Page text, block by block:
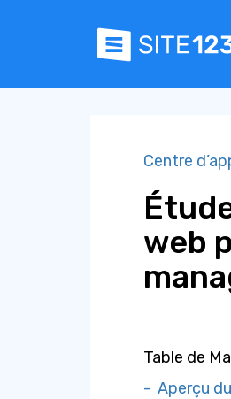
Centre
web
Table de
- Aperçu